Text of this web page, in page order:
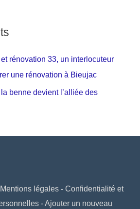
rénovation 33, un interlocuteur
une rénovation à Bieujac
benne devient l’alliée des
Mentions légales- Confidentialité et
-Ajouter un nouveau